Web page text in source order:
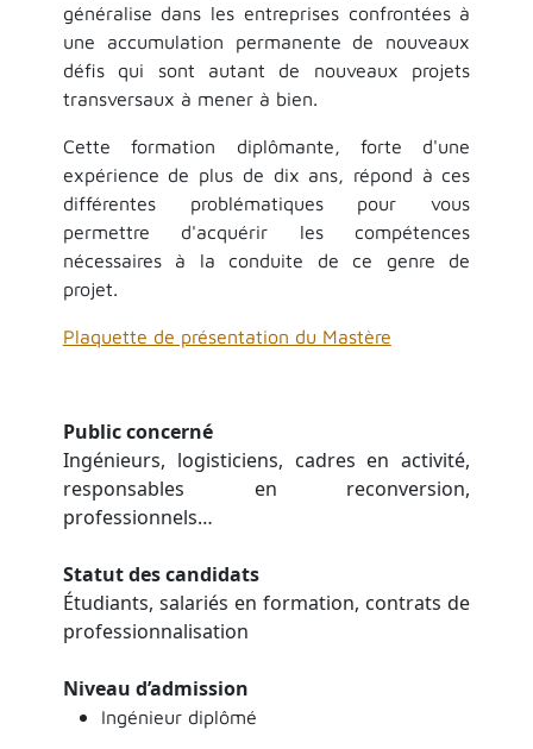
généralise dans les entreprises confrontées à
une accumulation permanente de nouveaux
défis qui sont autant de nouveaux projets
transversaux à mener à bien.
Cette formation diplômante, forte d'une
expérience de plus de dix ans, répond à ces
différentes problématiques pour vous
permettre d'acquérir les compétences
nécessaires à la conduite de ce genre de
projet.
Plaquette de présentation du Mastère
Public concerné
Ingénieurs, logisticiens, cadres en activité,
responsables en reconversion,
professionnels…
Statut des candidats
Étudiants, salariés en formation, contrats de
professionnalisation
Niveau d’admission
Ingénieur diplômé